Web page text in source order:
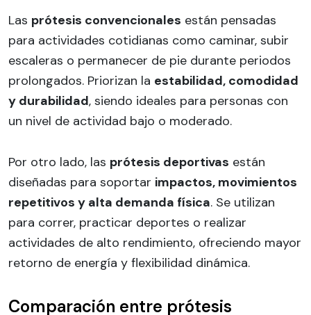
Las prótesis convencionales están pensadas
para actividades cotidianas como caminar, subir
escaleras o permanecer de pie durante periodos
prolongados. Priorizan la estabilidad, comodidad
y durabilidad, siendo ideales para personas con
un nivel de actividad bajo o moderado.
Por otro lado, las prótesis deportivas están
diseñadas para soportar impactos, movimientos
repetitivos y alta demanda física. Se utilizan
para correr, practicar deportes o realizar
actividades de alto rendimiento, ofreciendo mayor
retorno de energía y flexibilidad dinámica.
Comparación entre prótesis